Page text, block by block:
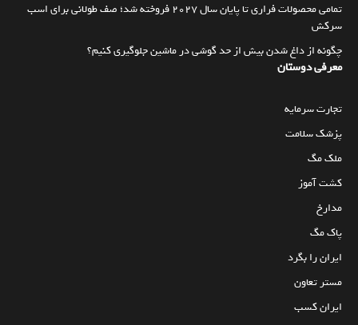
تمامی محصولات فراری تا پایان سال ۲۰۲۷ فروخته شد؛ صف طولانی برای اسب
سرکش
چگونه از داغ شدن بیش از حد گوشی در ماشین جلوگیری کنیم؟
معرفی دوستان
تجارت سرمایه
پزشک سلامت
ملک مگ
کشت آموز
مدارخ
پاک مگ
ایران را بگرد
مستر تعاون
ایران کسب